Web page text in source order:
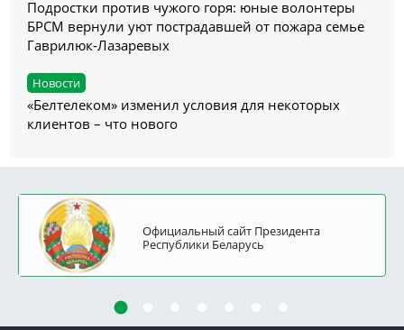
Подростки против чужого горя: юные волонтеры
БРСМ вернули уют пострадавшей от пожара семье
Гаврилюк-Лазаревых
Новости
«Белтелеком» изменил условия для некоторых
клиентов – что нового
Официальный сайт Президента
Республики Беларусь